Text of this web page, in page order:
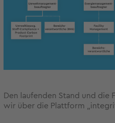
Den laufenden Stand und
wir über die Plattform